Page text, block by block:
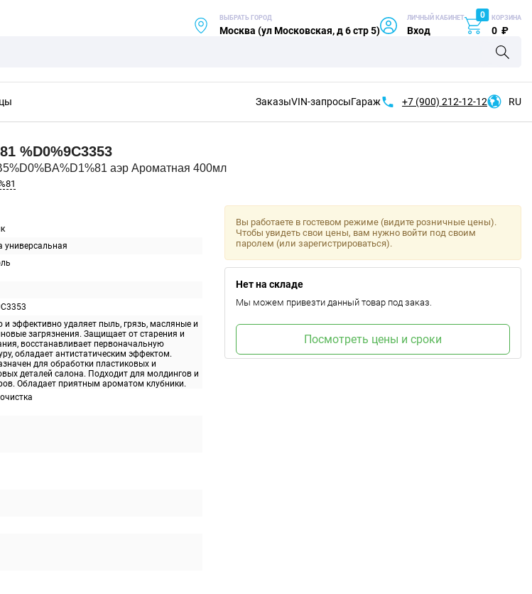
ВЫБРАТЬ ГОРОД
Москва (ул Московская, д 6 стр 5)
ЛИЧНЫЙ КАБИНЕТ
Вход
0 КОРЗИНА
0 ₽
ЗаказыVIN-запросыГараж +7 (900) 212-12-12 RU
%D0%9C3353
аэр Ароматная 400мл
универсальная
и эффективно удаляет пыль, грязь, масляные и
загрязнения. Защищает от старения и
восстанавливает первоначальную
обладает антистатическим эффектом.
для обработки пластиковых и
деталей салона. Подходит для молдингов и
Обладает приятным ароматом клубники.
Вы работаете в гостевом режиме (видите розничные цены).
Чтобы увидеть свои цены, вам нужно войти под своим
паролем (или зарегистрироваться).
Нет на складе
Мы можем привезти данный товар под заказ.
Посмотреть цены и сроки